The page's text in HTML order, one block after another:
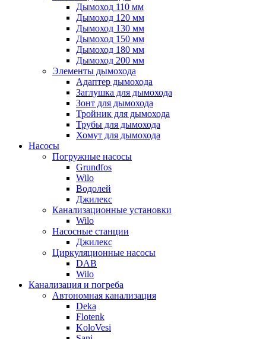
Дымоход 110 мм
Дымоход 120 мм
Дымоход 130 мм
Дымоход 150 мм
Дымоход 180 мм
Дымоход 200 мм
Элементы дымохода
Адаптер дымохода
Заглушка для дымохода
Зонт для дымохода
Тройник для дымохода
Трубы для дымохода
Хомут для дымохода
Насосы
Погружные насосы
Grundfos
Wilo
Водолей
Джилекс
Канализационные установки
Wilo
Насосные станции
Джилекс
Циркуляционные насосы
DAB
Wilo
Канализация и погреба
Автономная канализация
Deka
Flotenk
KoloVesi